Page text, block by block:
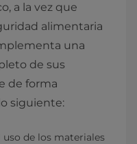
a la vez que
alimentaria
una
de sus
de forma
siguiente:
de los materiales